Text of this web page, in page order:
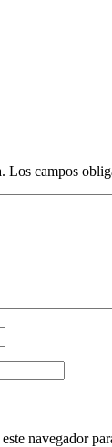
Los campos
navegador